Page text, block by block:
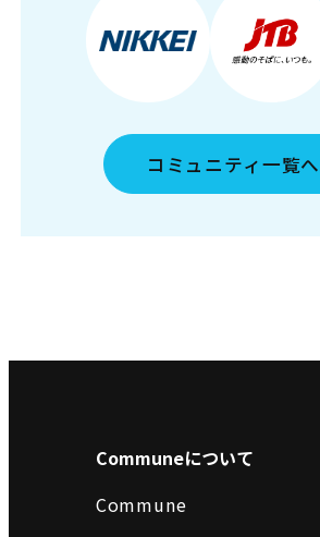
コミュニティ一覧へ
Communeについて
Commune